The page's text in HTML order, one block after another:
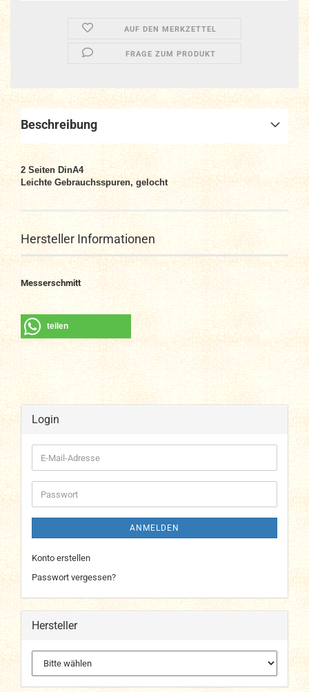
AUF DEN MERKZETTEL
FRAGE ZUM PRODUKT
Beschreibung
2 Seiten DinA4
Leichte Gebrauchsspuren, gelocht
Hersteller Informationen
Messerschmitt
teilen
Login
E-
Mail-
Adresse
Passwort
ANMELDEN
Konto erstellen
Passwort vergessen?
Hersteller